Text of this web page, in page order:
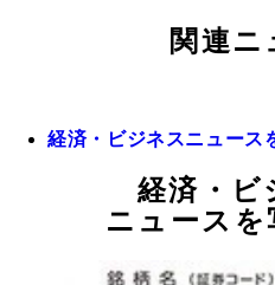
関連ニ
経済・ビジネスニュース
経済・ビ
ニュースを